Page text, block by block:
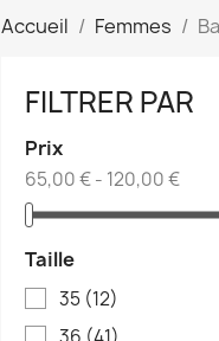
Accueil Femmes
FILTRER PAR
Prix
65,00 € - 120,00 €
Taille
35 (12)